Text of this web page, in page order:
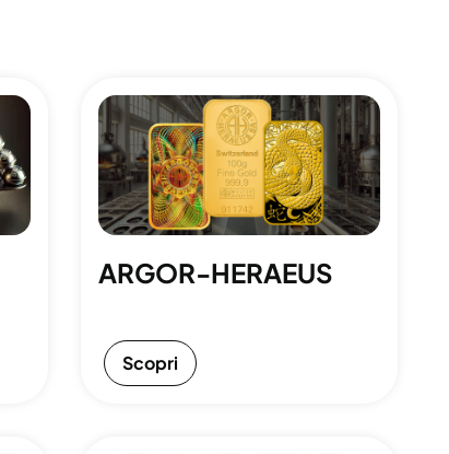
ARGOR-HERAEUS
Scopri